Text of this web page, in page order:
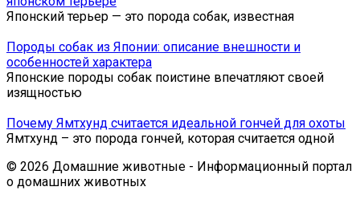
Японский терьер — это порода собак, известная
Породы собак из Японии: описание внешности и
особенностей характера
Японские породы собак поистине впечатляют своей
изящностью
Почему Ямтхунд считается идеальной гончей для охоты
Ямтхунд – это порода гончей, которая считается одной
© 2026 Домашние животные - Информационный портал
о домашних животных